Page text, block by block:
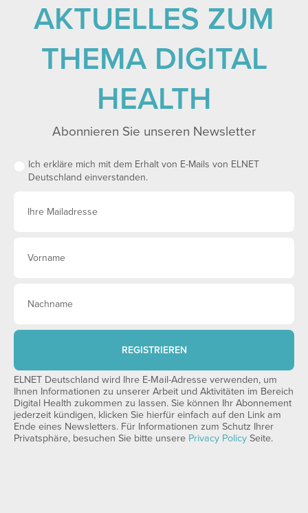
AKTUELLES ZUM
THEMA DIGITAL
HEALTH
Abonnieren Sie unseren Newsletter
Ich erkläre mich mit dem Erhalt von E-Mails von ELNET
Deutschland einverstanden.
REGISTRIEREN
ELNET Deutschland wird Ihre E-Mail-Adresse verwenden, um
Ihnen Informationen zu unserer Arbeit und Aktivitäten im Bereich
Digital Health zukommen zu lassen. Sie können Ihr Abonnement
jederzeit kündigen, klicken Sie hierfür einfach auf den Link am
Ende eines Newsletters. Für Informationen zum Schutz Ihrer
Privatsphäre, besuchen Sie bitte unsere Privacy Policy Seite.